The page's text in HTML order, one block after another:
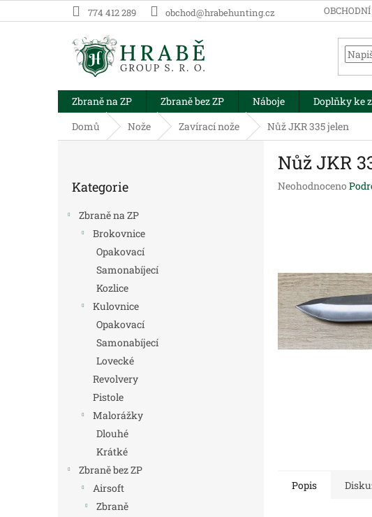
na
774 412 289 obchod@hrabehunting.cz
Zbraně na ZP Zbraně bez ZP Náboje Doplňky ke
Domů
Nože Zavírací nože Nůž JKR 335 jelen
kategorie
Kategorie
Zbraně na ZP
Brokovnice
Opakovací
Samonabíjecí
Kozlice
Kulovnice
Opakovací
Samonabíjecí
Lovecké
Revolvery
Pistole
Malorážky
Dlouhé
Krátké
Zbraně bez ZP
Airsoft
Zbraně
Nůž JKR
Průměrné
hvězdiček.
Neohodnoceno
Popis